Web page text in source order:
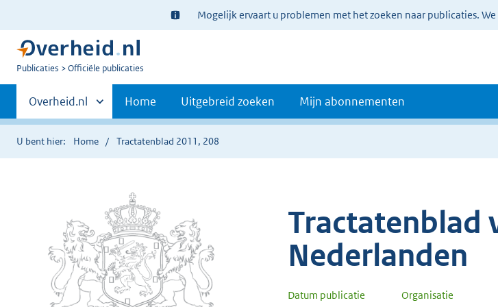
Ter
informatie:
Mogelijk ervaart u problemen met het zoeken naar publicaties.
U
Publicaties Officiële publicaties
Primaire
navigatie
Andere
sites
binnen
Overheid.nl Home Uitgebreid zoeken Mijn abonnementen
U bent hier: Home Tractatenblad 2011, 208
Tractatenblad
Nederlanden
Datum publicatie Organisatie